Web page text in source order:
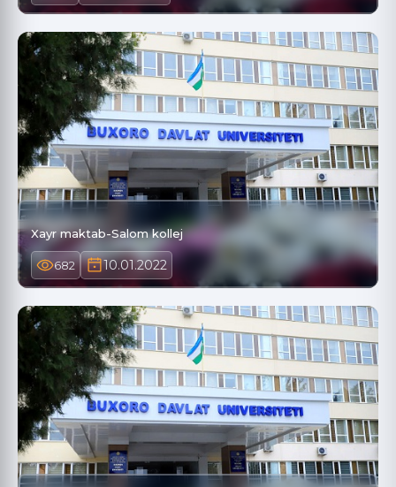
Xayr maktab-Salom kollej
682 10.01.2022